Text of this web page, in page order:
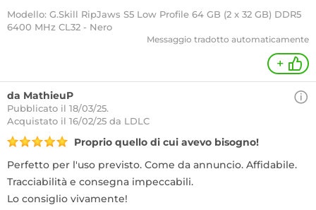
Modello: G.Skill RipJaws S5 Low Profile 64 GB (2 x 32 GB) DDR5
6400 MHz CL32 - Nero
Messaggio tradotto automaticamente
+
da MathieuP
Pubblicato il 18/03/25.
Acquistato il 16/02/25 da LDLC
Proprio quello di cui avevo bisogno!
Perfetto per l'uso previsto. Come da annuncio. Affidabile.
Tracciabilità e consegna impeccabili.
Lo consiglio vivamente!